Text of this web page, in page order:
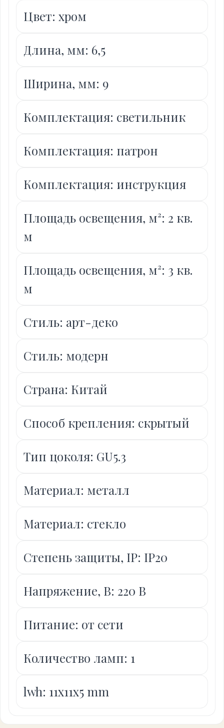
Цвет: хром
Длина, мм: 6,5
Ширина, мм: 9
Комплектация: светильник
Комплектация: патрон
Комплектация: инструкция
Площадь освещения, м²: 2 кв.
м
Площадь освещения, м²: 3 кв.
м
Стиль: арт-деко
Стиль: модерн
Страна: Китай
Способ крепления: скрытый
Тип цоколя: GU5.3
Материал: металл
Материал: стекло
Степень защиты, IP: IP20
Напряжение, В: 220 В
Питание: от сети
Количество ламп: 1
lwh: 11x11x5 mm